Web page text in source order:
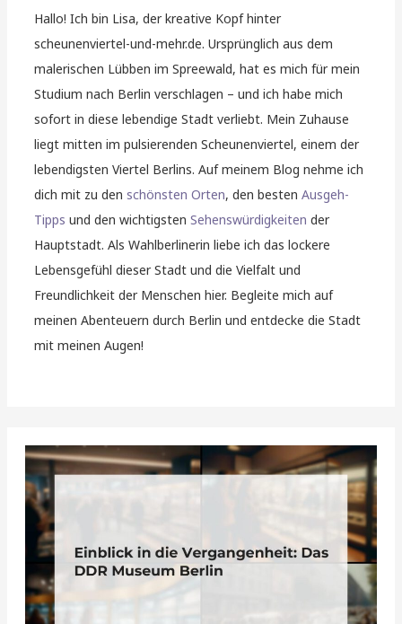
Hallo! Ich bin Lisa, der kreative Kopf hinter
scheunenviertel-und-mehr.de. Ursprünglich aus dem
malerischen Lübben im Spreewald, hat es mich für mein
Studium nach Berlin verschlagen – und ich habe mich
sofort in diese lebendige Stadt verliebt. Mein Zuhause
liegt mitten im pulsierenden Scheunenviertel, einem der
lebendigsten Viertel Berlins. Auf meinem Blog nehme ich
dich mit zu denschönsten Orten, den bestenAusgeh-
Tipps und den wichtigstenSehenswürdigkeiten der
Hauptstadt. Als Wahlberlinerin liebe ich das lockere
Lebensgefühl dieser Stadt und die Vielfalt und
Freundlichkeit der Menschen hier. Begleite mich auf
meinen Abenteuern durch Berlin und entdecke die Stadt
mit meinen Augen!